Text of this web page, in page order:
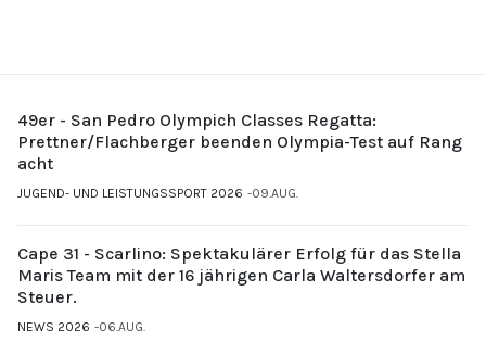
49er - San Pedro Olympich Classes Regatta:
Prettner/Flachberger beenden Olympia-Test auf Rang
acht
JUGEND- UND LEISTUNGSSPORT 2026 09.AUG.
Cape 31 - Scarlino: Spektakulärer Erfolg für das Stella
Maris Team mit der 16 jährigen Carla Waltersdorfer am
Steuer.
NEWS 2026 06.AUG.